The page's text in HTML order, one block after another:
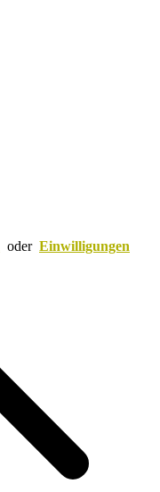
oder Einwilligungen